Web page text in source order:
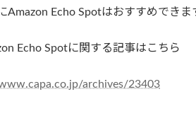
Amazon Echo Spotはおすすめできま
Echo Spotに関する記事はこちら
archives/23403